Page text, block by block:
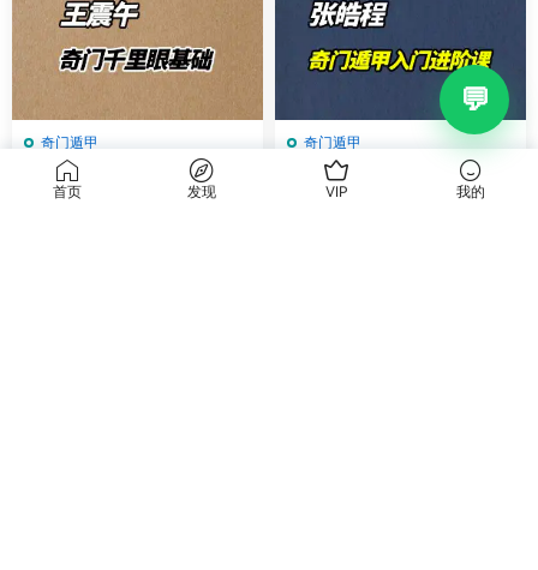
奇门遁甲
震午堂王震午 奇门千里眼基础
视频24集 百度网盘分享
奇门遁甲
张皓程(杜新会关门高徒) 奇门
遁甲入门进阶课程 视频23集
首页 发现 VIP 我的